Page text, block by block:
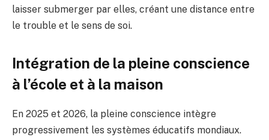
laisser submerger par elles, créant une distance entre
le trouble et le sens de soi.
Intégration de la pleine conscience
à l’école et à la maison
En 2025 et 2026, la pleine conscience intègre
progressivement les systèmes éducatifs mondiaux.